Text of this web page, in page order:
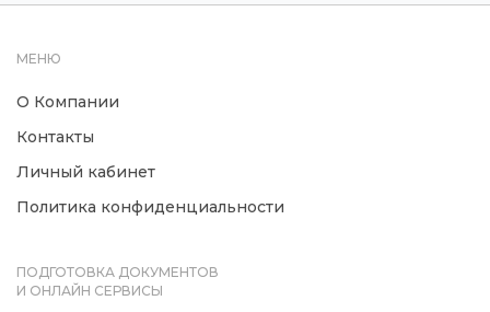
МЕНЮ
О Компании
Контакты
Личный кабинет
Политика конфиденциальности
ПОДГОТОВКА ДОКУМЕНТОВ
И ОНЛАЙН СЕРВИСЫ